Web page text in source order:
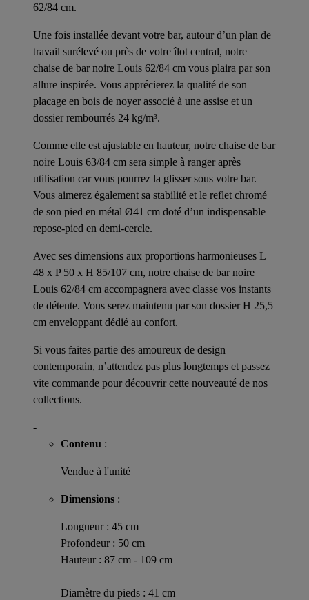
62/84 cm.
Une fois installée devant votre bar, autour d’un plan de
travail surélevé ou près de votre îlot central, notre
chaise de bar noire Louis 62/84 cm vous plaira par son
allure inspirée. Vous apprécierez la qualité de son
placage en bois de noyer associé à une assise et un
dossier rembourrés 24 kg/m³.
Comme elle est ajustable en hauteur, notre chaise de bar
noire Louis 63/84 cm sera simple à ranger après
utilisation car vous pourrez la glisser sous votre bar.
Vous aimerez également sa stabilité et le reflet chromé
de son pied en métal Ø41 cm doté d’un indispensable
repose-pied en demi-cercle.
Avec ses dimensions aux proportions harmonieuses L
48 x P 50 x H 85/107 cm, notre chaise de bar noire
Louis 62/84 cm accompagnera avec classe vos instants
de détente. Vous serez maintenu par son dossier H 25,5
cm enveloppant dédié au confort.
Si vous faites partie des amoureux de design
contemporain, n’attendez pas plus longtemps et passez
vite commande pour découvrir cette nouveauté de nos
collections.
-
Contenu :
Vendue à l'unité
Dimensions :
Longueur : 45 cm
Profondeur : 50 cm
Hauteur : 87 cm - 109 cm
Diamètre du pieds : 41 cm